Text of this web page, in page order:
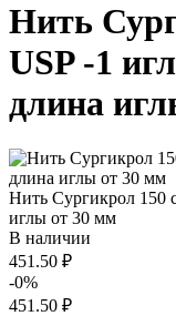
Нить
USP -1
длина
Нить Сургикрол 150
иглы от 30 мм
В наличии
451.50 ₽
-0%
451.50 ₽